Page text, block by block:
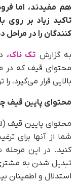
هم مفیدند، اما
تاکید زیاد بر
کنندگان را در مراحل
به گزارش تک ناک،
محتوای قیف که در
بالایی قرار می‌گیرد،
محتوای پایین قیف
شما از آنها برای
کنید. در این مرحله
تبدیل شدن به مشتری
استدلال و اطمینان